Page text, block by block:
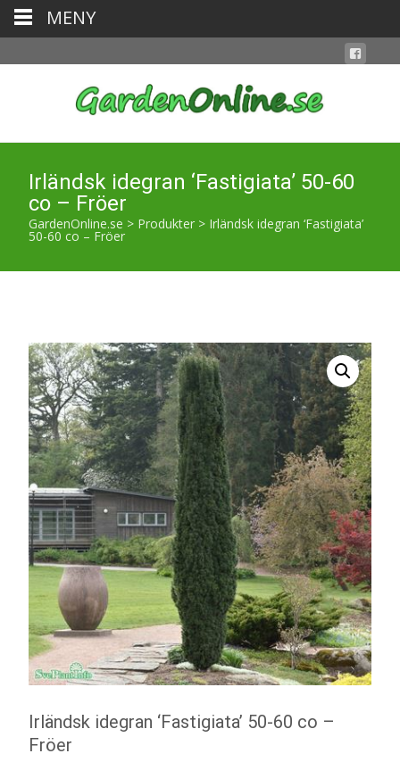
Irländsk idegran ‘Fastigiata’ 50-60
co – Fröer
GardenOnline.se > Produkter > Irländsk idegran ‘Fastigiata’
50-60 co – Fröer
Irländsk idegran ‘Fastigiata’ 50-60 co –
Fröer
MENY